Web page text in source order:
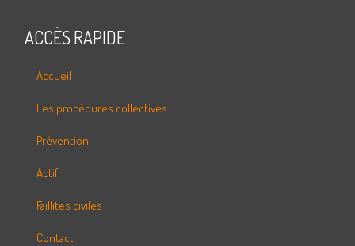
ACCÈS RAPIDE
Accueil
Les procédures collectives
Prévention
Actif
Faillites civiles
Contact